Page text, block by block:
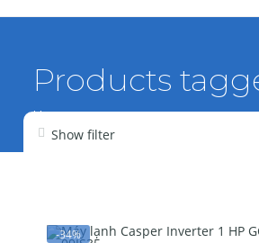
Products
Home
Show filter
-34%